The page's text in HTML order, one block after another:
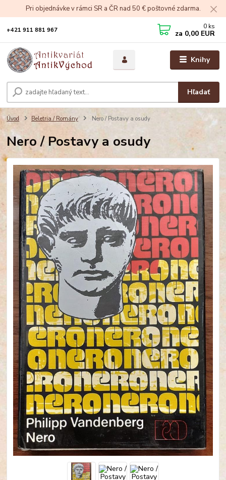
Pri objednávke v rámci SR a ČR nad 50 € poštovné zdarma.
Knihy
Hľadať
+421 911 881 967 0 ks
za 0,00 EUR
Úvod Beletria / Romány Nero / Postavy a osudy
Nero / Postavy a osudy